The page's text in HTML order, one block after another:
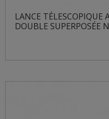
LANCE
DOUBLE SUPERPOSÉE